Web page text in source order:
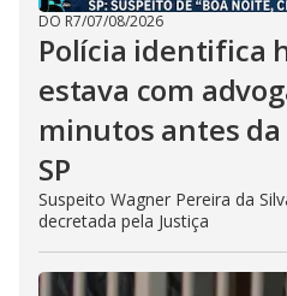
DO R7/07/08/2026
Polícia identifica
estava com
minutos antes
SP
Suspeito Wagner Pereira da
decretada pela Justiça